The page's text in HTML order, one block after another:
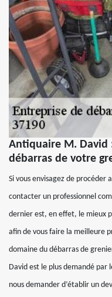
Antiquaire M. David
débarras de votre
Si vous envisagez de procéder
contacter un professionnel
dernier est, en effet, le mieux
afin de vous faire la meilleure
domaine du débarras de
David est le plus demandé par
nous demander d’établir un